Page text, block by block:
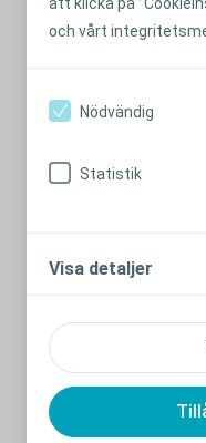
och vårt
Nödvändig
Statistik
Visa detaljer
Förbered dig
hemmet
Vad du kan tänka på
eller tillbringar en kväll